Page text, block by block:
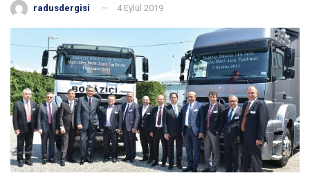
radusdergisi 4 Eylül 2019